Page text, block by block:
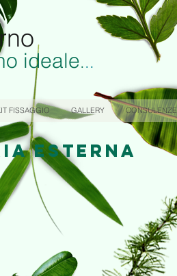
ideale...
FISSAGGIO GALLERY CONSULENZE
ESTERNA